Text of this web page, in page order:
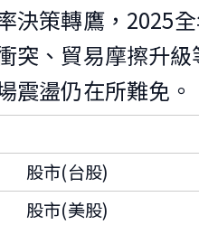
決策轉鷹，2025
突、貿易摩擦升
震盪仍在所難免。
股市(台股)
股市(美股)